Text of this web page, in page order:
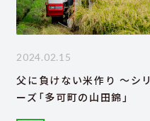
2024.02.15
父に負けない米作り ～シリ
ーズ「多可町の山田錦」